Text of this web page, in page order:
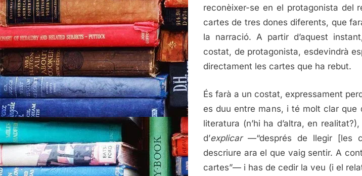
reconèixer-se en el protagonista del
cartes de tres dones diferents, que
la narració. A partir d’aquest
costat, de protagonista, esdevindrà
directament les cartes que ha rebut.
És farà a un costat, expressament
es duu entre mans, i té molt clar que
literatura (n’hi ha d’altra, en
d’explicar—“després de llegir [les
descriure ara el que vaig sentir. A
cartes”— i has de cedir la veu (i el